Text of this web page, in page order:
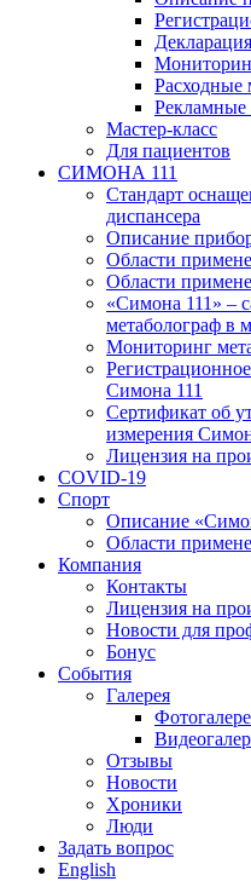
Расходные
Рекламные
Мастер-класс
Для пациентов
СИМОНА 111
Стандарт
диспансера
Описание
Области
Области
«Симона 111» –
метаболограф в
Мониторинг
Симона 111
Сертификат об
измерения
Лицензия на
COVID-19
Спорт
Описание
Области
Компания
Контакты
Лицензия на
Новости для
Бонус
События
Галерея
Отзывы
Новости
Хроники
Люди
Задать вопрос
English